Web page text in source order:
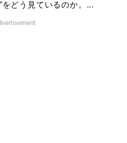
をどう見ているのか。...